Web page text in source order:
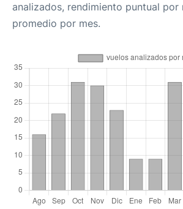
analizados, rendimiento puntual por
promedio por mes.